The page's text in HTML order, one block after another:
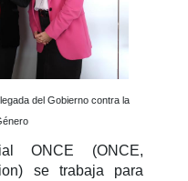
del Gobierno contra la
ONCE (ONCE,
se trabaja para